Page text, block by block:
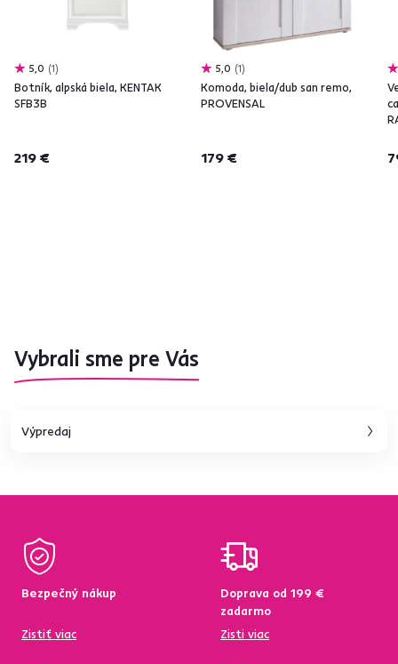
5,0 1
Botník, alpská biela, KENTAK
SFB3B
219 €
5,0 1
Komoda, biela/dub san remo,
PROVENSAL
179 €
Vybrali sme pre Vás
Výpredaj
Bezpečný nákup
Zistiť viac
Doprava od 199 €
zadarmo
Zisti viac